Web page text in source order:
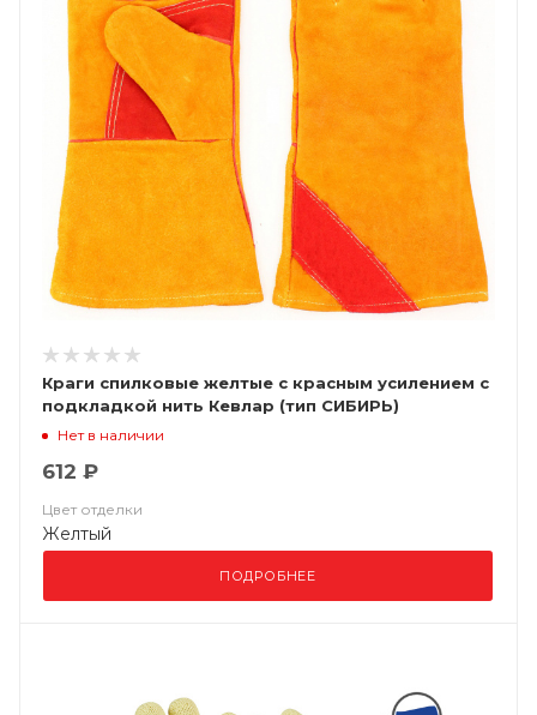
Краги спилковые желтые с красным усилением с
подкладкой нить Кевлар (тип СИБИРЬ)
Нет в наличии
612 ₽
Цвет отделки
Желтый
ПОДРОБНЕЕ